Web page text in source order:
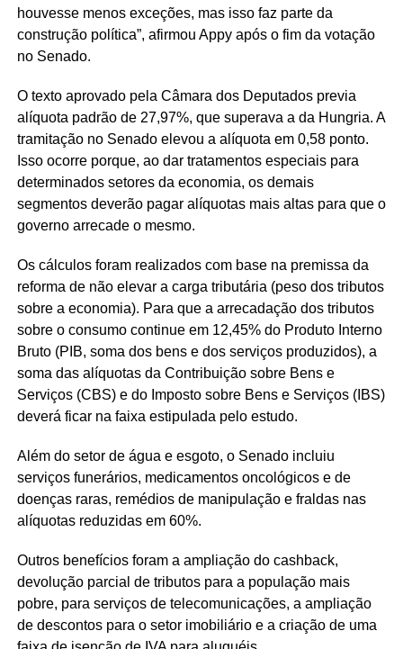
houvesse menos exceções, mas isso faz parte da
construção política”, afirmou Appy após o fim da votação
no Senado.
O texto aprovado pela Câmara dos Deputados previa
alíquota padrão de 27,97%, que superava a da Hungria. A
tramitação no Senado elevou a alíquota em 0,58 ponto.
Isso ocorre porque, ao dar tratamentos especiais para
determinados setores da economia, os demais
segmentos deverão pagar alíquotas mais altas para que o
governo arrecade o mesmo.
Os cálculos foram realizados com base na premissa da
reforma de não elevar a carga tributária (peso dos tributos
sobre a economia). Para que a arrecadação dos tributos
sobre o consumo continue em 12,45% do Produto Interno
Bruto (PIB, soma dos bens e dos serviços produzidos), a
soma das alíquotas da Contribuição sobre Bens e
Serviços (CBS) e do Imposto sobre Bens e Serviços (IBS)
deverá ficar na faixa estipulada pelo estudo.
Além do setor de água e esgoto, o Senado incluiu
serviços funerários, medicamentos oncológicos e de
doenças raras, remédios de manipulação e fraldas nas
alíquotas reduzidas em 60%.
Outros benefícios foram a ampliação do cashback,
devolução parcial de tributos para a população mais
pobre, para serviços de telecomunicações, a ampliação
de descontos para o setor imobiliário e a criação de uma